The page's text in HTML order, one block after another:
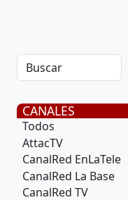
CANALES
Todos
AttacTV
CanalRed EnLaTele
CanalRed La Base
CanalRed TV